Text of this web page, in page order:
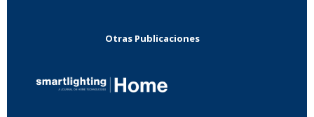
Otras Publicaciones